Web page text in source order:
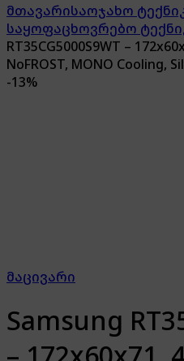
მთავარისაოჯახო
საყოფაცხოვრებო
RT35CG5000S9WT –
NoFROST, MONO Cooling,
-13%
მაცივარი
Samsung